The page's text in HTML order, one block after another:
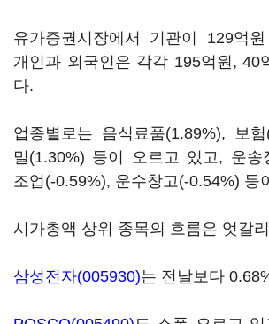
유가증권시장에서 기관이 129억
개인과 외국인은 각각 195억원, 40
다.
업종별로는 음식료품(1.89%), 보
밀(1.30%) 등이 오르고 있고, 운송
조업(-0.59%), 운수창고(-0.54%) 등
시가총액 상위 종목의 흐름은 엇갈
삼성전자(005930)는 전날보다